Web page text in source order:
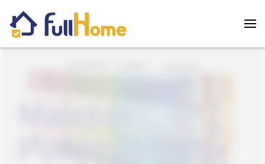
Skip to main content